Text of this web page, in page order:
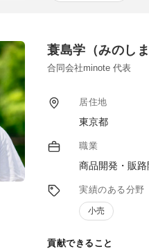
蓑島学（みのしま
合同会社minote 代表
居住地
東京都
職業
商品開発・販
実績のある分野
小売
貢献できること